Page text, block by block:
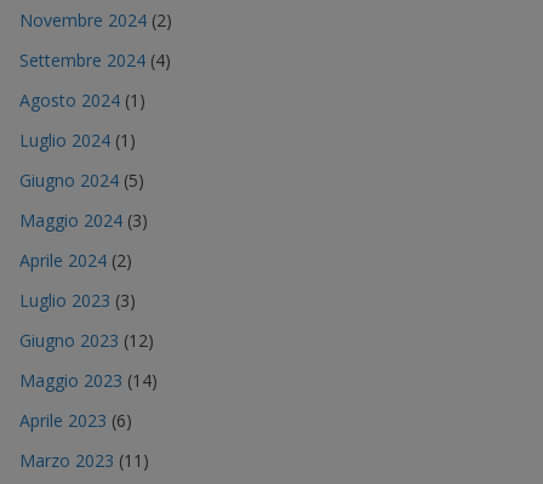
Novembre 2024 (2)
Settembre 2024 (4)
Agosto 2024 (1)
Luglio 2024 (1)
Giugno 2024 (5)
Maggio 2024 (3)
Aprile 2024 (2)
Luglio 2023 (3)
Giugno 2023 (12)
Maggio 2023 (14)
Aprile 2023 (6)
Marzo 2023 (11)